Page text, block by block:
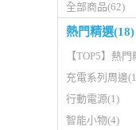
全部商品(62)
熱門精選(18)
【TOP5】熱
充電系列周邊
行動電源(1)
智能小物(4)